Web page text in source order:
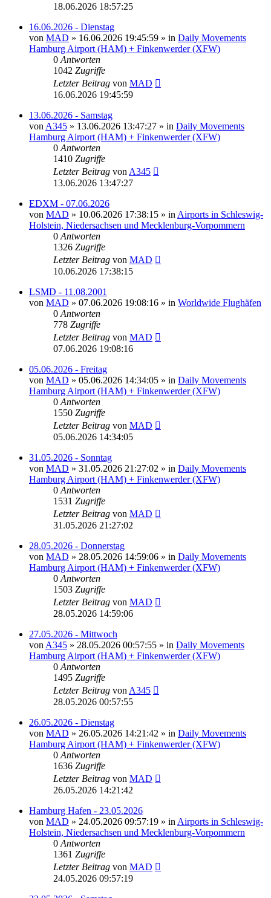
18.06.2026 18:57:25
16.06.2026 - Dienstag
von MAD » 16.06.2026 19:45:59 » in Daily Movements
Hamburg Airport (HAM) + Finkenwerder (XFW)
0 Antworten
1042 Zugriffe
Letzter Beitrag von MAD
16.06.2026 19:45:59
13.06.2026 - Samstag
von A345 » 13.06.2026 13:47:27 » in Daily Movements
Hamburg Airport (HAM) + Finkenwerder (XFW)
0 Antworten
1410 Zugriffe
Letzter Beitrag von A345
13.06.2026 13:47:27
EDXM - 07.06.2026
von MAD » 10.06.2026 17:38:15 » in Airports in Schleswig-
Holstein, Niedersachsen und Mecklenburg-Vorpommern
0 Antworten
1326 Zugriffe
Letzter Beitrag von MAD
10.06.2026 17:38:15
LSMD - 11.08.2001
von MAD » 07.06.2026 19:08:16 » in Worldwide Flughäfen
0 Antworten
778 Zugriffe
Letzter Beitrag von MAD
07.06.2026 19:08:16
05.06.2026 - Freitag
von MAD » 05.06.2026 14:34:05 » in Daily Movements
Hamburg Airport (HAM) + Finkenwerder (XFW)
0 Antworten
1550 Zugriffe
Letzter Beitrag von MAD
05.06.2026 14:34:05
31.05.2026 - Sonntag
von MAD » 31.05.2026 21:27:02 » in Daily Movements
Hamburg Airport (HAM) + Finkenwerder (XFW)
0 Antworten
1531 Zugriffe
Letzter Beitrag von MAD
31.05.2026 21:27:02
28.05.2026 - Donnerstag
von MAD » 28.05.2026 14:59:06 » in Daily Movements
Hamburg Airport (HAM) + Finkenwerder (XFW)
0 Antworten
1503 Zugriffe
Letzter Beitrag von MAD
28.05.2026 14:59:06
27.05.2026 - Mittwoch
von A345 » 28.05.2026 00:57:55 » in Daily Movements
Hamburg Airport (HAM) + Finkenwerder (XFW)
0 Antworten
1495 Zugriffe
Letzter Beitrag von A345
28.05.2026 00:57:55
26.05.2026 - Dienstag
von MAD » 26.05.2026 14:21:42 » in Daily Movements
Hamburg Airport (HAM) + Finkenwerder (XFW)
0 Antworten
1636 Zugriffe
Letzter Beitrag von MAD
26.05.2026 14:21:42
Hamburg Hafen - 23.05.2026
von MAD » 24.05.2026 09:57:19 » in Airports in Schleswig-
Holstein, Niedersachsen und Mecklenburg-Vorpommern
0 Antworten
1361 Zugriffe
Letzter Beitrag von MAD
24.05.2026 09:57:19